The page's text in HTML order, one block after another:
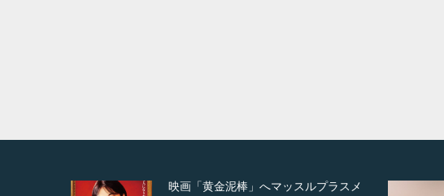
映画「メカバース」舞台挨拶へマッス